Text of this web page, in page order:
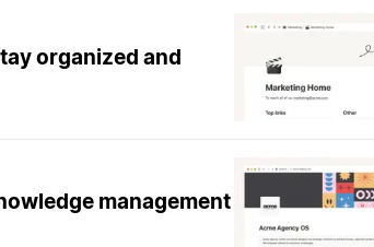
organized and
management